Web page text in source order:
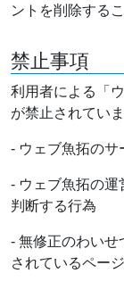
ントを削除する
禁止事項
利用者による「
が禁止されていま
- ウェブ魚拓のサ
- ウェブ魚拓の運
判断する行為
- 無修正のわいせ
されているページ